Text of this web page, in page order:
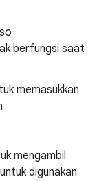
berfungsi saat
memasukkan
mengambil
digunakan